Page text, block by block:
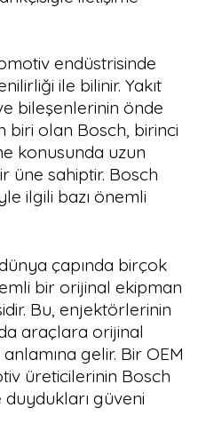
endüstrisinde
ile bilinir. Yakıt
bileşenlerinin önde
biri olan Bosch, birinci
konusunda uzun
üne sahiptir. Bosch
ilgili bazı önemli
çapında birçok
bir orijinal ekipman
Bu, enjektörlerinin
araçlara orijinal
gelir. Bir OEM
üreticilerinin Bosch
güveni